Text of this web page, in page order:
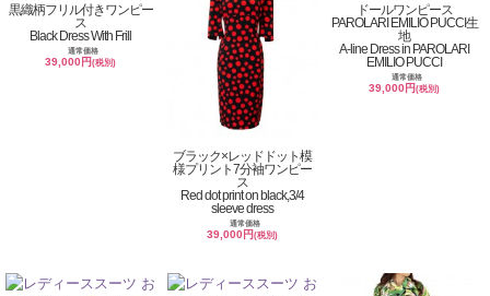
黒織柄フリル付きワンピー
ス
Black Dress With Frill
通常価格
39,000円(税別)
ブラック×レッドドット模
様プリント7分袖ワンピー
ス
Red dot print on black,3/4
sleeve dress
通常価格
39,000円(税別)
ドールワンピース
PAROLARI EMILIO PUCCI生
地
A-line Dress in PAROLARI
EMILIO PUCCI
通常価格
39,000円(税別)